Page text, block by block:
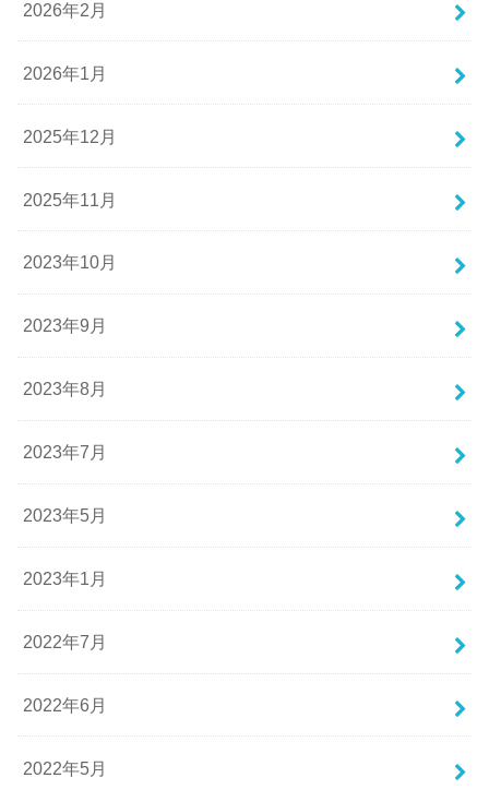
2026年2月
2026年1月
2025年12月
2025年11月
2023年10月
2023年9月
2023年8月
2023年7月
2023年5月
2023年1月
2022年7月
2022年6月
2022年5月